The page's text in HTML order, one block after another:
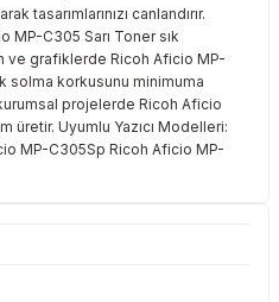
Samsung
Sharp
Sharp
Toshiba
tasarımlarınızı canlandırır.
MP-C305 Sarı Toner sık
ve grafiklerde Ricoh Aficio MP-
solma korkusunu minimuma
projelerde Ricoh Aficio
Uyumlu Yazıcı Modelleri:
MP-C305Sp Ricoh Aficio MP-